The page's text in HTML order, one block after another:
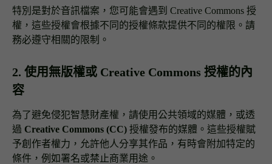
特別是對於音訊檔案，您可能會遇到 Creative Commons 授
權，這些授權會根據不同的授權條款提供不同的權限。請
務必遵守相關的限制。
2. 使用無版權或 Creative Commons 授權的內
容
為了避免侵犯智慧財產權，請使用公共領域的媒體，或透
過 Creative Commons (CC) 授權發布的媒體。這些授權賦
予創作者權力，允許他人分享其作品，有時會附加特定的
條件，例如署名或禁止商業用途。